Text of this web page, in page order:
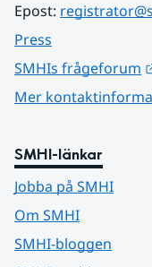
Epost:
Press
SMHIs frågeforum
Mer
SMHI-länkar
Jobba på SMHI
Om SMHI
SMHI-bloggen